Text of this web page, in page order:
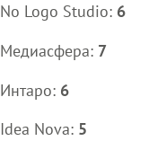
No Logo Studio: 6
Медиасфера: 7
Интаро: 6
Idea Nova: 5